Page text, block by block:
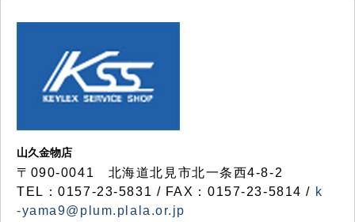
山久金物店
〒090-0041 北海道北見市北一条西4-8-2
TEL：0157-23-5831 / FAX：0157-23-5814 / k
-yama9@plum.plala.or.jp